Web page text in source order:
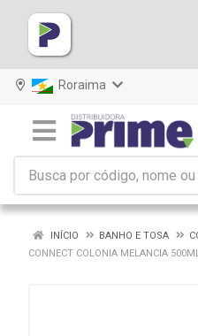
Roraima
INÍCIO BANHO E TOSA
CONNECT COLONIA MELANCIA